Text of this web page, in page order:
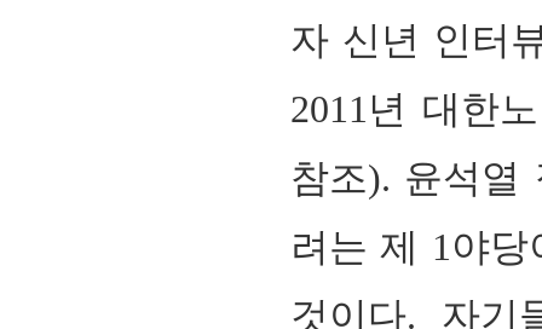
자 신년 인터
2011년 대한
참조). 윤석
려는 제 1야
것이다. 자기